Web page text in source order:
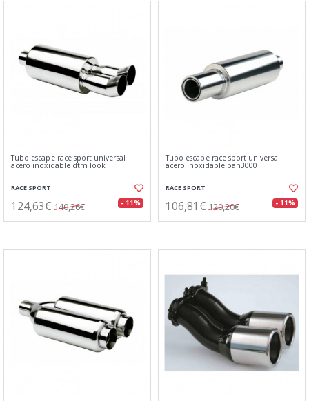
Tubo escape race sport universal
acero inoxidable dtm look
RACE SPORT
124,63€ 140,26€ - 11%
Tubo escape race sport universal
acero inoxidable pan3000
RACE SPORT
106,81€ 120,20€ - 11%